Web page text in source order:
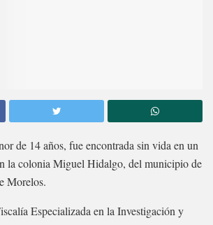
de 14 años, fue encontrada sin vida en un
la colonia Miguel Hidalgo, del municipio de
Morelos.
Especializada en la Investigación y